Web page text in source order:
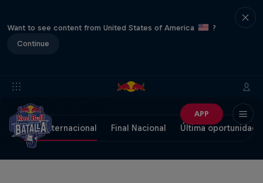
Want to see content from United States of America
?
Continue
APP
Final Internacional Final Nacional Última oportunidad